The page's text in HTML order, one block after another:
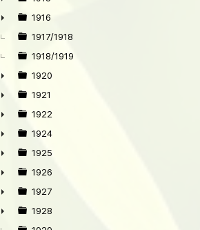
►
►
1916
1917/1918
1918/1919
►
1920
►
1921
►
1922
►
1924
►
1925
►
1926
►
1927
1928